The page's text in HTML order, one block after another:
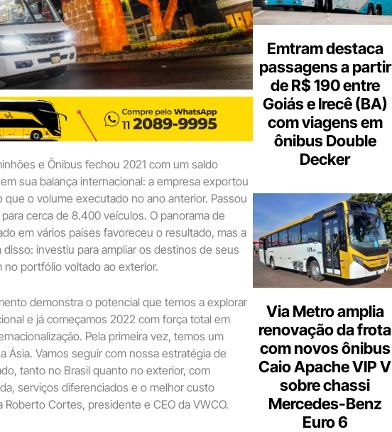
e Ônibus fechou 2021 com um saldo
sua balança internacional: a empresa exportou
que o volume executado no ano anterior. Passou
cerca de 8.400 veículos. O panorama de
em vários países favoreceu o resultado, mas a
disso: investiu para ampliar os destinos de seus
no portfólio voltado ao exterior.
demonstra o potencial que temos a explorar
e já começamos 2022 com força total em
Pela primeira vez, temos um
Ásia. Vamos seguir com nossa estratégia de
tanto no Brasil quanto no exterior, com
serviços diferenciados e o melhor custo
Roberto Cortes, presidente e CEO da VWCO.
Emtram destaca
passagens a partir
de R$ 190 entre
Goiás e Irecê (BA)
com viagens em
ônibus Double
Decker
Via Metro amplia
renovação da frota
com novos ônibus
Caio Apache VIP V
sobre chassi
Mercedes-Benz
Euro 6
mail